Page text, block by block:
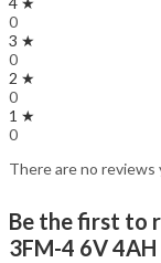
0
3 ★
0
2 ★
0
1 ★
0
There are no reviews
Be the first to
3FM-4 6V 4AH